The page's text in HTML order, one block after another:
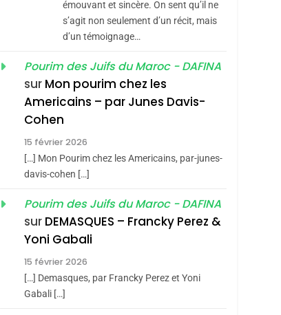
Maroc : Les Amandes
De Tafraout, Le Miel
De Tadla Azilal
Consacrés Produits
Du Terroir
DAFINA MAROC
Oeil Ravageur –
2
Dis Guerre»: La
Nouvelle Chanson De
Boy George
ISRAÉL JUDAISME
émouvant et sincère. On sent qu’il ne
s’agit non seulement d’un récit, mais
d’un témoignage…
Pourim des Juifs du Maroc - DAFINA
sur Mon pourim chez les
Americains – par Junes Davis-
Cohen
15 février 2026
[…] Mon Pourim chez les Americains, par-junes-
davis-cohen […]
Pourim des Juifs du Maroc - DAFINA
sur DEMASQUES – Francky Perez &
Yoni Gabali
15 février 2026
[…] Demasques, par Francky Perez et Yoni
Gabali […]
Zrihen-